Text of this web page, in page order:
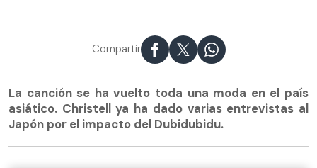
Compartir
La canción se ha vuelto toda una moda en el país
asiático. Christell ya ha dado varias entrevistas al
Japón por el impacto del Dubidubidu.